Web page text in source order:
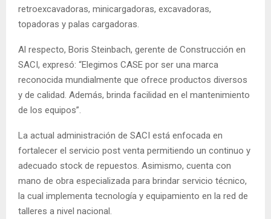
retroexcavadoras, minicargadoras, excavadoras,
topadoras y palas cargadoras.
Al respecto, Boris Steinbach, gerente de Construcción en
SACI, expresó: “Elegimos CASE por ser una marca
reconocida mundialmente que ofrece productos diversos
y de calidad. Además, brinda facilidad en el mantenimiento
de los equipos”.
La actual administración de SACI está enfocada en
fortalecer el servicio post venta permitiendo un continuo y
adecuado stock de repuestos. Asimismo, cuenta con
mano de obra especializada para brindar servicio técnico,
la cual implementa tecnología y equipamiento en la red de
talleres a nivel nacional.